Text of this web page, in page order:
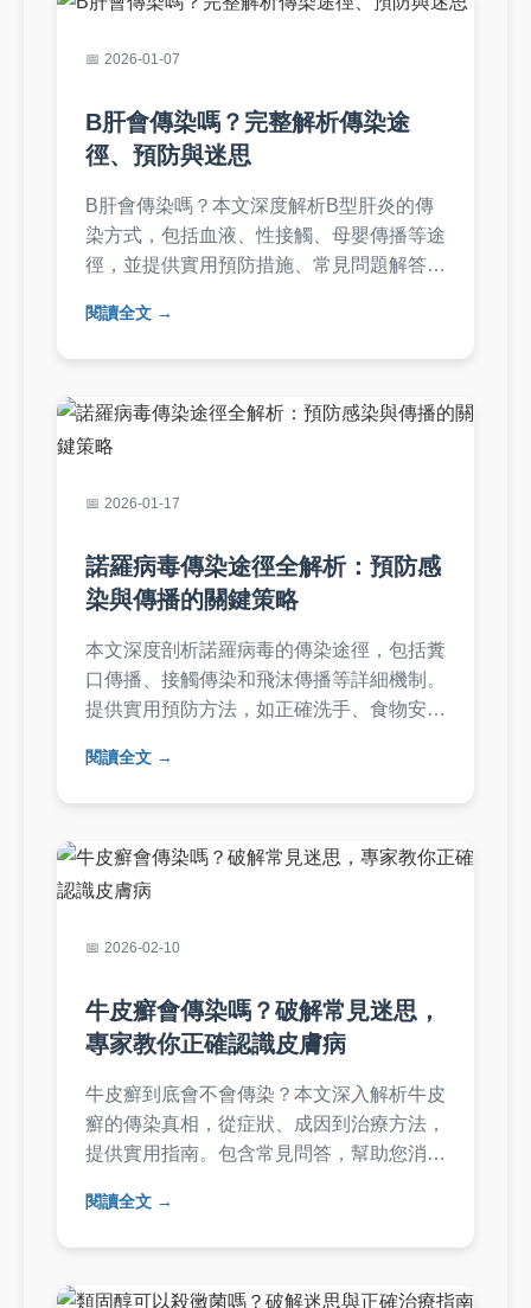
2026-01-07
B肝會傳染嗎？完整解析傳染途
徑、預防與迷思
B肝會傳染嗎？本文深度解析B型肝炎的傳
染方式，包括血液、性接觸、母嬰傳播等途
徑，並提供實用預防措施、常見問題解答與
閱讀全文
2026-01-17
諾羅病毒傳染途徑全解析：預防感
染與傳播的關鍵策略
本文深度剖析諾羅病毒的傳染途徑，包括糞
口傳播、接觸傳染和飛沫傳播等詳細機制。
提供實用預防方法，如正確洗手、食物安全
答。幫助您全面了解如何阻斷諾羅傳染途
閱讀全文
2026-02-10
牛皮癬會傳染嗎？破解常見迷思，
專家教你正確認識皮膚病
牛皮癬到底會不會傳染？本文深入解析牛皮
癬的傳染真相，從症狀、成因到治療方法，
提供實用指南。包含常見問答，幫助您消除
分享，讓您全面了解牛皮癬傳染的相關知
閱讀全文